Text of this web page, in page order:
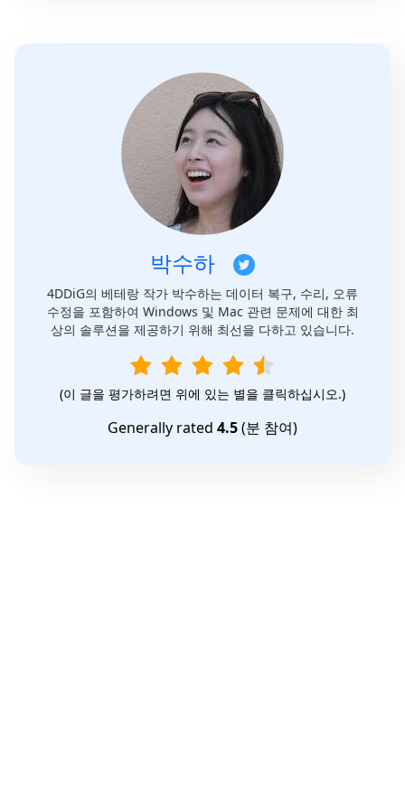
박수하
4DDiG의 베테랑 작가 박수하는 데이터 복구, 수리, 오류
수정을 포함하여 Windows 및 Mac 관련 문제에 대한 최
상의 솔루션을 제공하기 위해 최선을 다하고 있습니다.
(이 글을 평가하려면 위에 있는 별을 클릭하십시오.)
Generally rated 4.5(분 참여)